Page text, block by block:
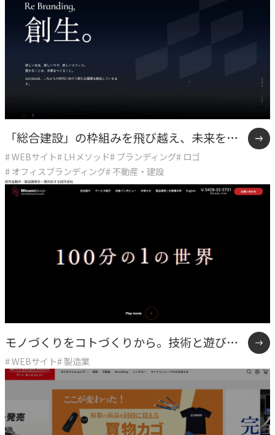
未来を共創する姿勢
→
COMPANY
→
経営チームの紹介
「総合建設」の枠組みを飛び越え、未来をデ
ザインする多角化複合体へ。確かな仕事の美
学と「余白」を体現したASITAKAのリブラン
# WEBサイト# LHメソッド# ブランディング# ロゴ
# オフィスブランディング# 不動産・建設
モノづくりをコトづくりから。技術と遊び心
で伴走するソリューションサイト
# WEBサイト# 製造業